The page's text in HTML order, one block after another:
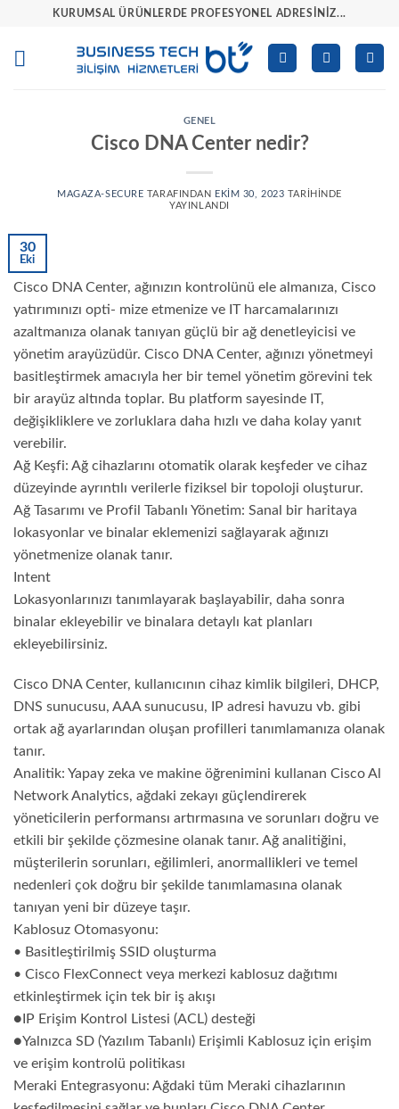
KURUMSAL ÜRÜNLERDE PROFESYONEL ADRESINIZ...
GENEL
Cisco DNA Center nedir?
MAGAZA-SECURE TARAFINDAN EKIM 30, 2023 TARIHINDE
YAYINLANDI
30
Eki
Cisco DNA Center, ağınızın kontrolünü ele almanıza, Cisco
yatırımınızı opti- mize etmenize ve IT harcamalarınızı
azaltmanıza olanak tanıyan güçlü bir ağ denetleyicisi ve
yönetim arayüzüdür. Cisco DNA Center, ağınızı yönetmeyi
basitleştirmek amacıyla her bir temel yönetim görevini tek
bir arayüz altında toplar. Bu platform sayesinde IT,
değişikliklere ve zorluklara daha hızlı ve daha kolay yanıt
verebilir.
Ağ Keşfi: Ağ cihazlarını otomatik olarak keşfeder ve cihaz
düzeyinde ayrıntılı verilerle fiziksel bir topoloji oluşturur.
Ağ Tasarımı ve Profil Tabanlı Yönetim: Sanal bir haritaya
lokasyonlar ve binalar eklemenizi sağlayarak ağınızı
yönetmenize olanak tanır.
Intent
Lokasyonlarınızı tanımlayarak başlayabilir, daha sonra
binalar ekleyebilir ve binalara detaylı kat planları
ekleyebilirsiniz.
Cisco DNA Center, kullanıcının cihaz kimlik bilgileri, DHCP,
DNS sunucusu, AAA sunucusu, IP adresi havuzu vb. gibi
ortak ağ ayarlarından oluşan profilleri tanımlamanıza olanak
tanır.
Analitik: Yapay zeka ve makine öğrenimini kullanan Cisco Al
Network Analytics, ağdaki zekayı güçlendirerek
yöneticilerin performansı artırmasına ve sorunları doğru ve
etkili bir şekilde çözmesine olanak tanır. Ağ analitiğini,
müşterilerin sorunları, eğilimleri, anormallikleri ve temel
nedenleri çok doğru bir şekilde tanımlamasına olanak
tanıyan yeni bir düzeye taşır.
Kablosuz Otomasyonu:
• Basitleştirilmiş SSID oluşturma
• Cisco FlexConnect veya merkezi kablosuz dağıtımı
etkinleştirmek için tek bir iş akışı
●IP Erişim Kontrol Listesi (ACL) desteği
●Yalnızca SD (Yazılım Tabanlı) Erişimli Kablosuz için erişim
ve erişim kontrolü politikası
Meraki Entegrasyonu: Ağdaki tüm Meraki cihazlarının